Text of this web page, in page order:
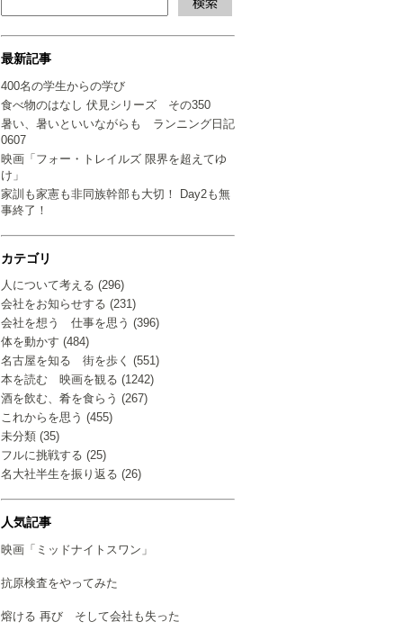
最新記事
400名の学生からの学び
食べ物のはなし 伏見シリーズ その350
暑い、暑いといいながらも ランニング日記
0607
映画「フォー・トレイルズ 限界を超えてゆ
け」
家訓も家憲も非同族幹部も大切！ Day2も無
事終了！
カテゴリ
人について考える (296)
会社をお知らせする (231)
会社を想う 仕事を思う (396)
体を動かす (484)
名古屋を知る 街を歩く (551)
本を読む 映画を観る (1242)
酒を飲む、肴を食らう (267)
これからを思う (455)
未分類 (35)
フルに挑戦する (25)
名大社半生を振り返る (26)
人気記事
映画「ミッドナイトスワン」
抗原検査をやってみた
熔ける 再び そして会社も失った